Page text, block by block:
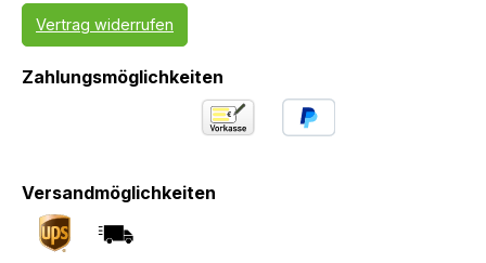
Vertrag widerrufen
Zahlungsmöglichkeiten
Versandmöglichkeiten